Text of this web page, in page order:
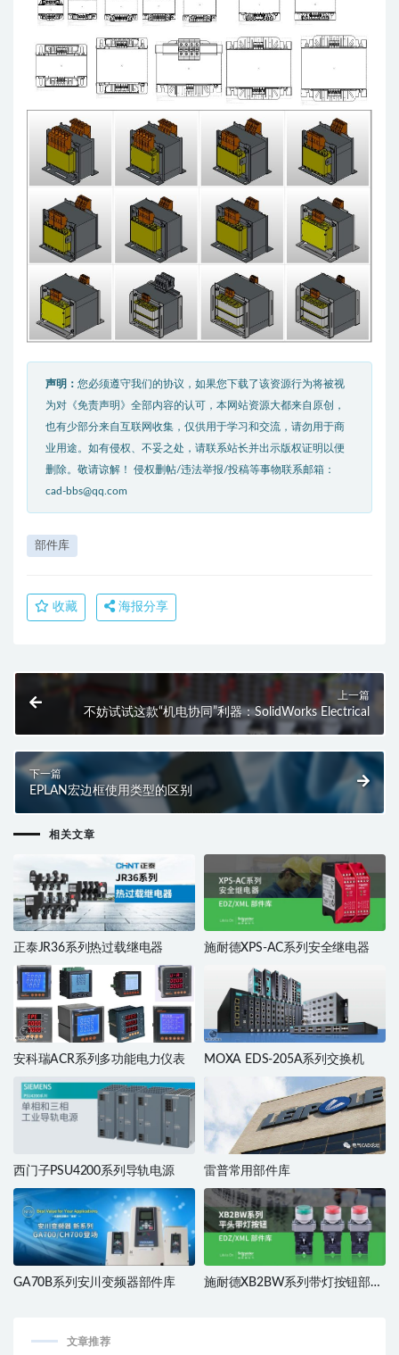
声明： 您必须遵守我们的协议，如果您下载了该资源行为将被视
为对《免责声明》全部内容的认可，本网站资源大都来自原创，
也有少部分来自互联网收集，仅供用于学习和交流，请勿用于商
业用途。如有侵权、不妥之处，请联系站长并出示版权证明以便
删除。敬请谅解！ 侵权删帖/违法举报/投稿等事物联系邮箱：
cad-bbs@qq.com
部件库
收藏 海报分享
上一篇
不妨试试这款“机电协同”利器：SolidWorks Electrical
下一篇
EPLAN宏边框使用类型的区别
相关文章
正泰JR36系列热过载继电器 施耐德XPS-AC系列安全继电器
安科瑞ACR系列多功能电力仪表 MOXA EDS-205A系列交换机
西门子PSU4200系列导轨电源 雷普常用部件库
GA70B系列安川变频器部件库
施耐德XB2BW系列带灯按钮部件
文章推荐